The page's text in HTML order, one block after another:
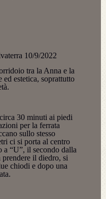
10/9/2022
tra la Anna e la
estetica, soprattutto
30 minuti ai piedi
per la ferrata
sullo stesso
ci si porta al centro
a “U”, il secondo dalla
il diedro, si
chiodi e dopo una